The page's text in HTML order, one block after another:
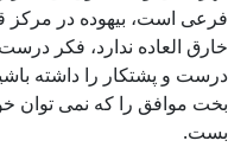
فرعی است، بیهوده در
خارق العاده ندارد، فکر
درست و پشتکار را داشته
بخت موافق را که نمی توان
بست.